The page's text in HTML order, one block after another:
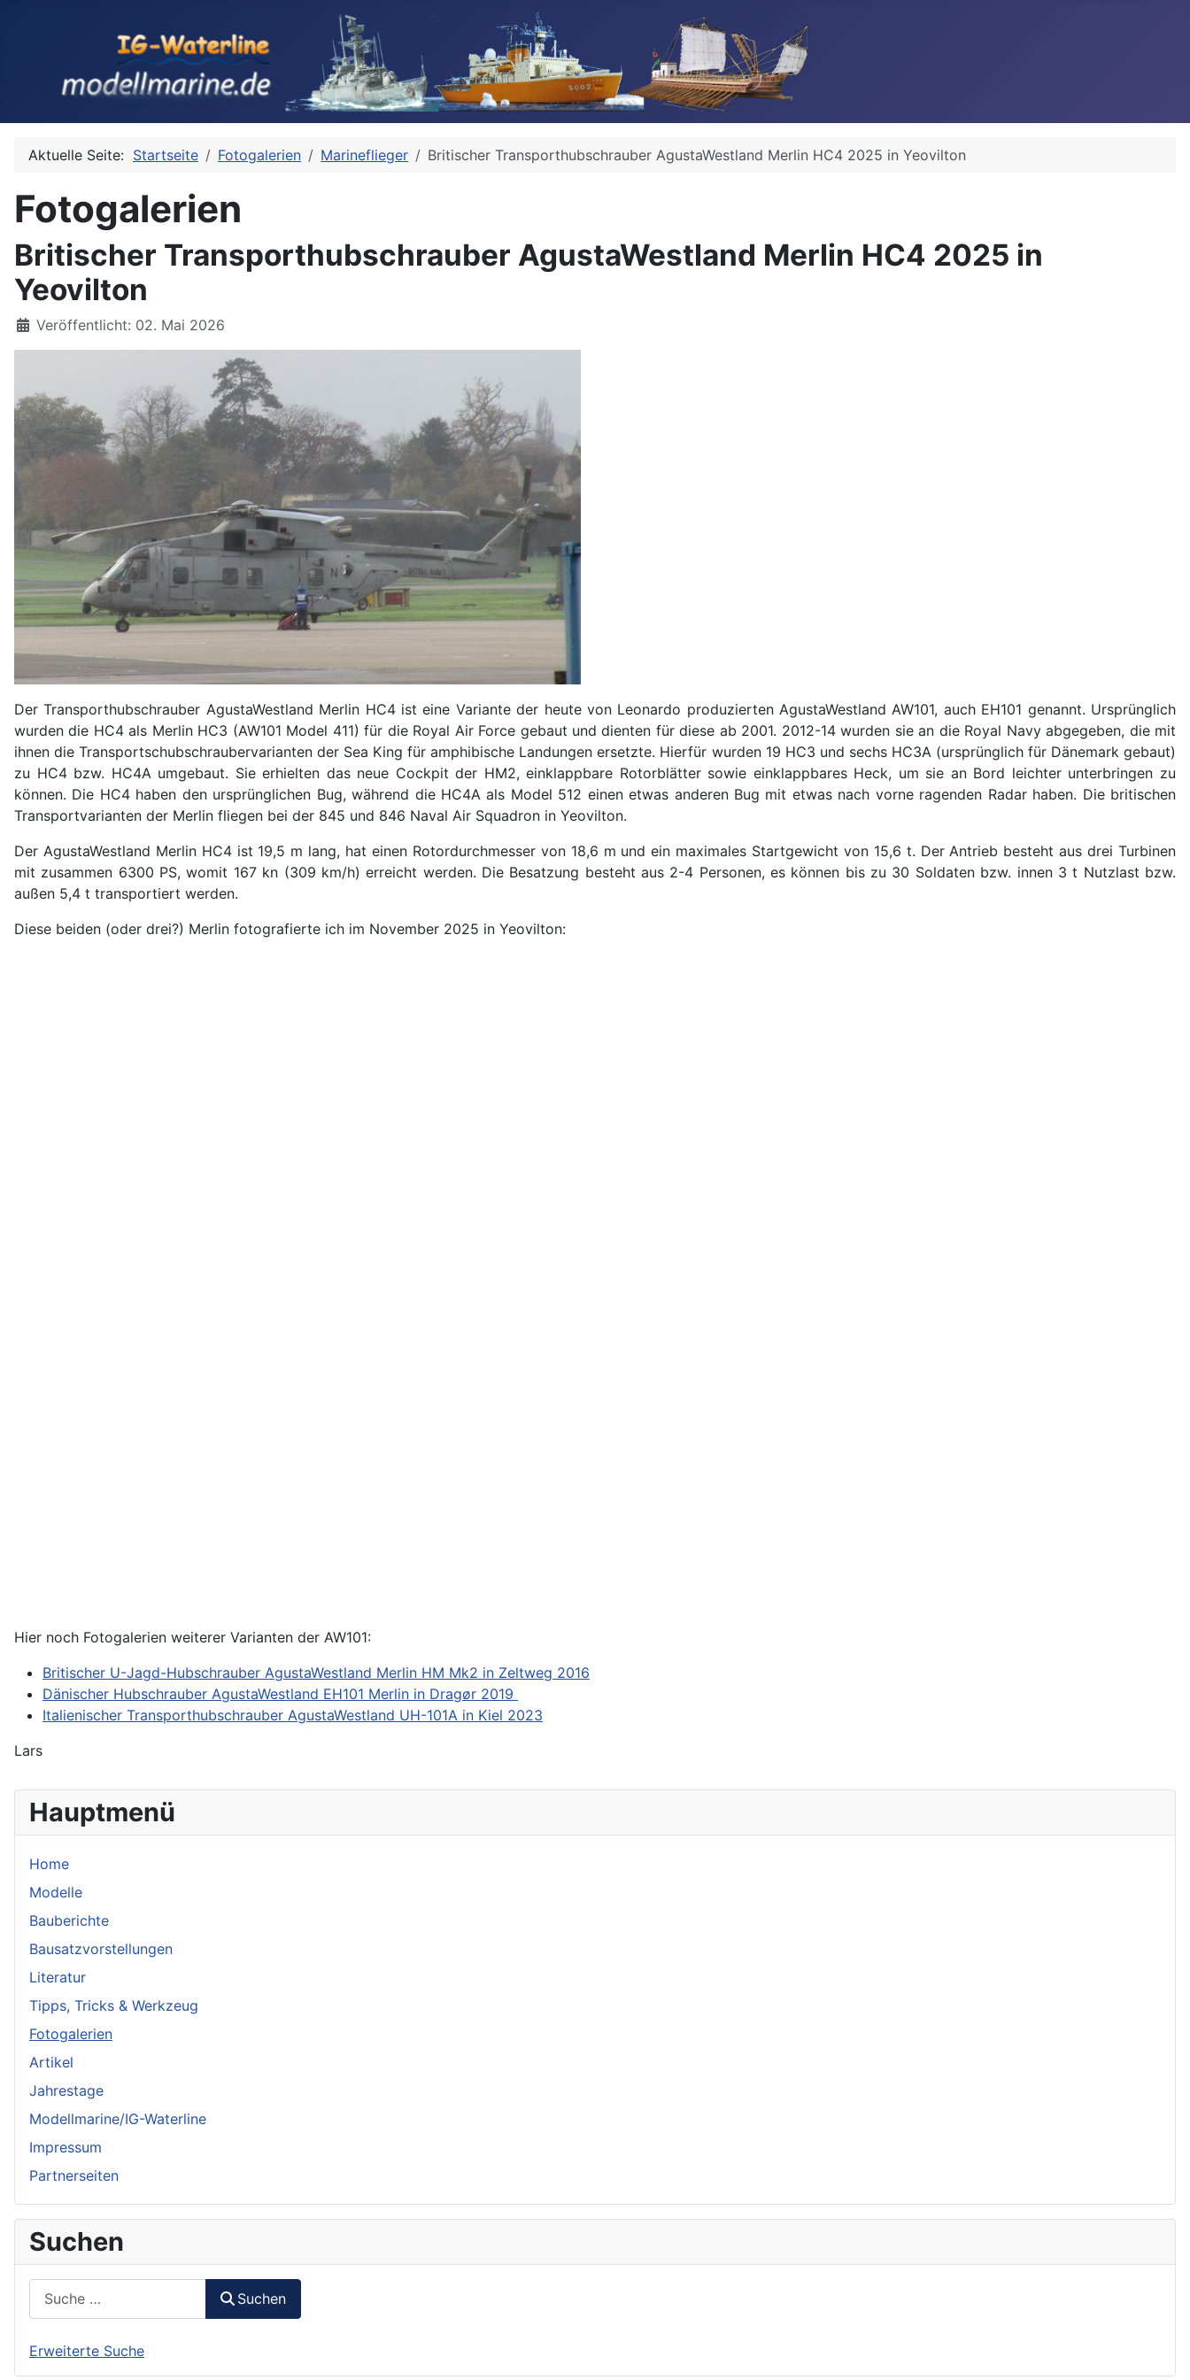
Hauptmenü
Home
Modelle
Bauberichte
Bausatzvorstellungen
Literatur
Tipps, Tricks & Werkzeug
Fotogalerien
Artikel
Jahrestage
Modellmarine/IG-Waterline
Impressum
Partnerseiten
Suchen
Suchen
Erweiterte Suche
Aktuelle Seite: Startseite Fotogalerien Marineflieger Britischer Transporthubschrauber AgustaWestland Merlin HC4 2025 in Yeovilton
Fotogalerien
Britischer Transporthubschrauber AgustaWestland Merlin HC4 2025 in
Yeovilton
Details
Veröffentlicht: 02. Mai 2026
Der Transporthubschrauber AgustaWestland Merlin HC4 ist eine Variante der heute von Leonardo produzierten AgustaWestland AW101, auch EH101 genannt. Ursprünglich
wurden die HC4 als Merlin HC3 (AW101 Model 411) für die Royal Air Force gebaut und dienten für diese ab 2001. 2012-14 wurden sie an die Royal Navy abgegeben, die mit
ihnen die Transportschubschraubervarianten der Sea King für amphibische Landungen ersetzte. Hierfür wurden 19 HC3 und sechs HC3A (ursprünglich für Dänemark gebaut)
zu HC4 bzw. HC4A umgebaut. Sie erhielten das neue Cockpit der HM2, einklappbare Rotorblätter sowie einklappbares Heck, um sie an Bord leichter unterbringen zu
können. Die HC4 haben den ursprünglichen Bug, während die HC4A als Model 512 einen etwas anderen Bug mit etwas nach vorne ragenden Radar haben. Die britischen
Transportvarianten der Merlin fliegen bei der 845 und 846 Naval Air Squadron in Yeovilton.
Der AgustaWestland Merlin HC4 ist 19,5 m lang, hat einen Rotordurchmesser von 18,6 m und ein maximales Startgewicht von 15,6 t. Der Antrieb besteht aus drei Turbinen
mit zusammen 6300 PS, womit 167 kn (309 km/h) erreicht werden. Die Besatzung besteht aus 2-4 Personen, es können bis zu 30 Soldaten bzw. innen 3 t Nutzlast bzw.
außen 5,4 t transportiert werden.
Diese beiden (oder drei?) Merlin fotografierte ich im November 2025 in Yeovilton:
Hier noch Fotogalerien weiterer Varianten der AW101:
Britischer U-Jagd-Hubschrauber AgustaWestland Merlin HM Mk2 in Zeltweg 2016
Dänischer Hubschrauber AgustaWestland EH101 Merlin in Dragør 2019
Italienischer Transporthubschrauber AgustaWestland UH-101A in Kiel 2023
Lars